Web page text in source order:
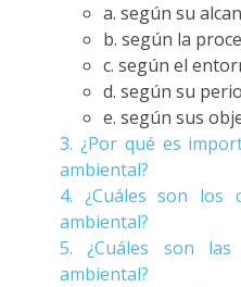
a. según su
b. según la
c. según el
d. según su
e. según sus
3. ¿Por qué es
ambiental?
4. ¿Cuáles son los
ambiental?
5. ¿Cuáles son
ambiental?